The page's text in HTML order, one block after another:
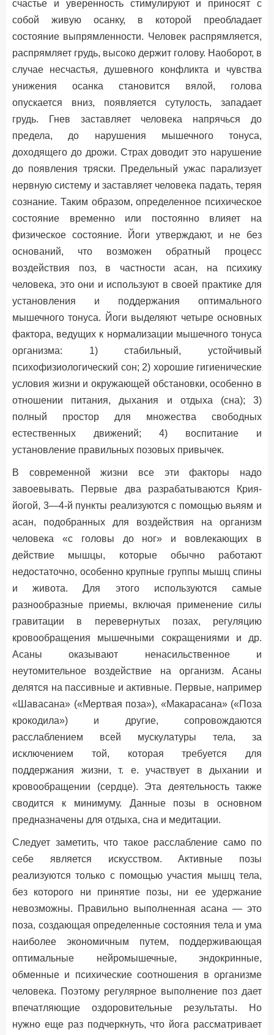
счастье и уверенность стимулируют и приносят с
собой живую осанку, в которой преобладает
состояние выпрямленности. Человек распрямляется,
распрямляет грудь, высоко держит голову. Наоборот, в
случае несчастья, душевного конфликта и чувства
унижения осанка становится вялой, голова
опускается вниз, появляется сутулость, западает
грудь. Гнев заставляет человека напрячься до
предела, до нарушения мышечного тонуса,
доходящего до дрожи. Страх доводит это нарушение
до появления тряски. Предельный ужас парализует
нервную систему и заставляет человека падать, теряя
сознание. Таким образом, определенное психическое
состояние временно или постоянно влияет на
физическое состояние. Йоги утверждают, и не без
оснований, что возможен обратный процесс
воздействия поз, в частности асан, на психику
человека, это они и используют в своей практике для
установления и поддержания оптимального
мышечного тонуса. Йоги выделяют четыре основных
фактора, ведущих к нормализации мышечного тонуса
организма: 1) стабильный, устойчивый
психофизиологический сон; 2) хорошие гигиенические
условия жизни и окружающей обстановки, особенно в
отношении питания, дыхания и отдыха (сна); 3)
полный простор для множества свободных
естественных движений; 4) воспитание и
установление правильных позовых привычек.
В современной жизни все эти факторы надо
завоевывать. Первые два разрабатываются Крия-
йогой, 3—4-й пункты реализуются с помощью вьяям и
асан, подобранных для воздействия на организм
человека «с головы до ног» и вовлекающих в
действие мышцы, которые обычно работают
недостаточно, особенно крупные группы мышц спины
и живота. Для этого используются самые
разнообразные приемы, включая применение силы
гравитации в перевернутых позах, регуляцию
кровообращения мышечными сокращениями и др.
Асаны оказывают ненасильственное и
неутомительное воздействие на организм. Асаны
делятся на пассивные и активные. Первые, например
«Шавасана» («Мертвая поза»), «Макарасана» («Поза
крокодила») и другие, сопровождаются
расслаблением всей мускулатуры тела, за
исключением той, которая требуется для
поддержания жизни, т. е. участвует в дыхании и
кровообращении (сердце). Эта деятельность также
сводится к минимуму. Данные позы в основном
предназначены для отдыха, сна и медитации.
Следует заметить, что такое расслабление само по
себе является искусством. Активные позы
реализуются только с помощью участия мышц тела,
без которого ни принятие позы, ни ее удержание
невозможны. Правильно выполненная асана — это
поза, создающая определенные состояния тела и ума
наиболее экономичным путем, поддерживающая
оптимальные нейромышечные, эндокринные,
обменные и психические соотношения в организме
человека. Поэтому регулярное выполнение поз дает
впечатляющие оздоровительные результаты. Но
нужно еще раз подчеркнуть, что йога рассматривает